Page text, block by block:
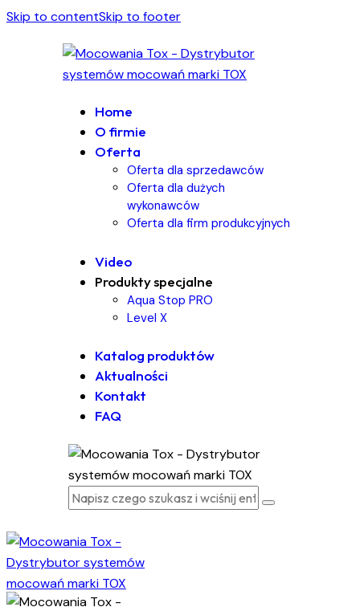
Skip to contentSkip to footer
Home
O firmie
Oferta
Oferta dla sprzedawców
Oferta dla dużych
wykonawców
Oferta dla firm produkcyjnych
Video
Produkty specjalne
Aqua Stop PRO
Level X
Katalog produktów
Aktualności
Kontakt
FAQ